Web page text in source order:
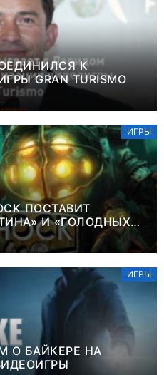
К
GRAN TURISMO
ИГРЫ
ПОСТАВИТ
И «ГОЛОДНЫХ
ИГРЫ
О БАЙКЕРЕ НА